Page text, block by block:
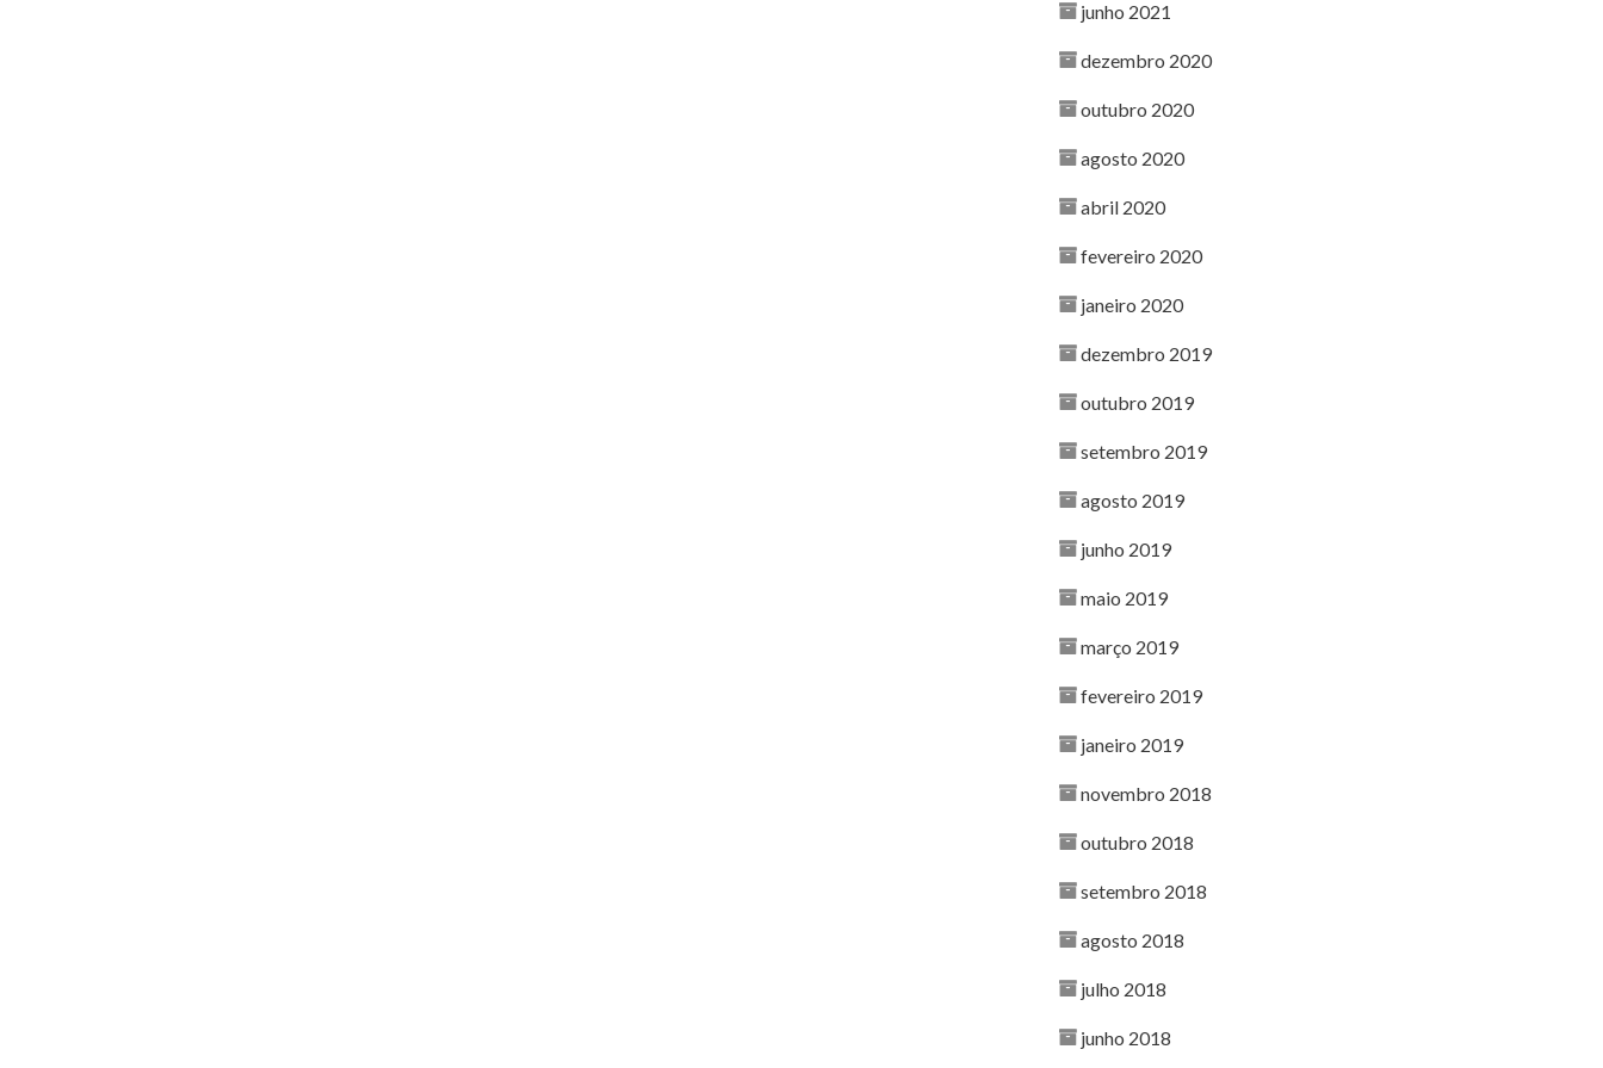
junho 2021
dezembro 2020
outubro 2020
agosto 2020
abril 2020
fevereiro 2020
janeiro 2020
dezembro 2019
outubro 2019
setembro 2019
agosto 2019
junho 2019
maio 2019
março 2019
fevereiro 2019
janeiro 2019
novembro 2018
outubro 2018
setembro 2018
agosto 2018
julho 2018
junho 2018